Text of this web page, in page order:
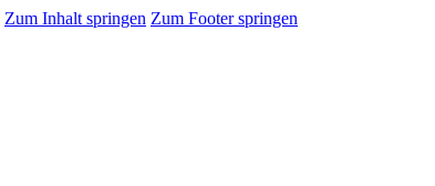
Zum Inhalt springen Zum Footer springen